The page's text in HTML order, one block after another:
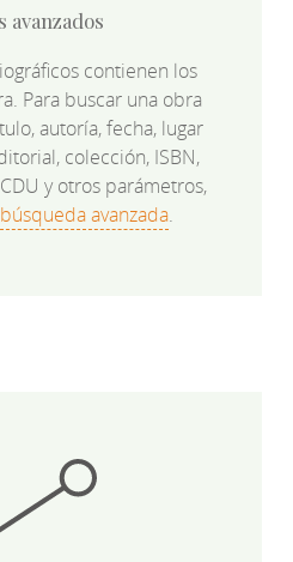
avanzados
contienen los
Para buscar una obra
autoría, fecha, lugar
colección, ISBN,
y otros parámetros,
búsqueda avanzada.